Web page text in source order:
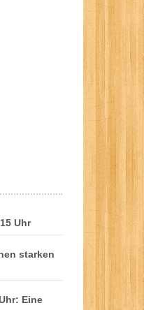
Uhr
starken
Eine